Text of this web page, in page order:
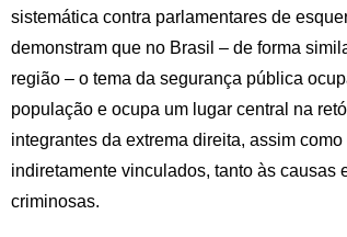
sistemática contra parlamentares de
demonstram que no Brasil – de forma
região – o tema da segurança pública
população e ocupa um lugar central na
integrantes da extrema direita, assim
indiretamente vinculados, tanto às causas
criminosas.